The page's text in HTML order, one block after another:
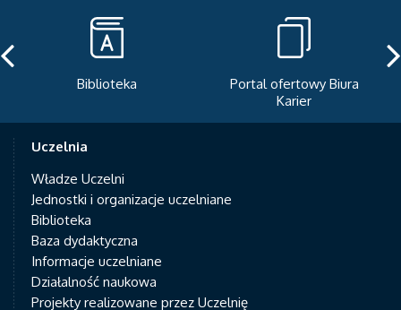
Biblioteka
Portal ofertowy Biura
Karier
Uczelnia
Władze Uczelni
Jednostki i organizacje uczelniane
Biblioteka
Baza dydaktyczna
Informacje uczelniane
Działalność naukowa
Projekty realizowane przez Uczelnię